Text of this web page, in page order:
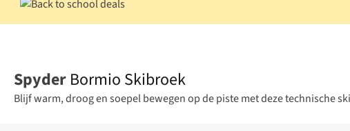
Spyder Bormio Skibroek
Blijf warm, droog en soepel bewegen op de piste met deze technische